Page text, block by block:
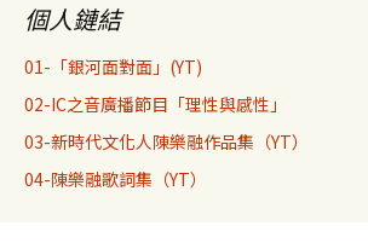
個人鏈結
01-「銀河面對面」(YT)
02-IC之音廣播節目「理性與感性」
03-新時代文化人陳樂融作品集（YT）
04-陳樂融歌詞集（YT）